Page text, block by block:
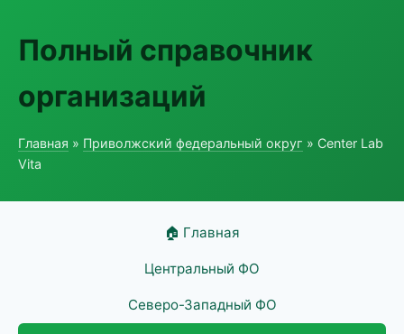
Полный справочник
организаций
Главная » Приволжский федеральный округ » Center Lab
Vita
🏠 Главная
Центральный ФО
Северо-Западный ФО